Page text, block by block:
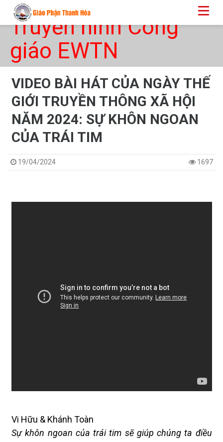
Truyền hình Công
giáo EWTN
VIDEO BÀI HÁT CỦA NGÀY THẾ
GIỚI TRUYỀN THÔNG XÃ HỘI
NĂM 2024: SỰ KHÔN NGOAN
CỦA TRÁI TIM
19/04/2024 1697
Vi Hữu & Khánh Toàn
Sự khôn ngoan của trái tim sẽ giúp chúng ta điều